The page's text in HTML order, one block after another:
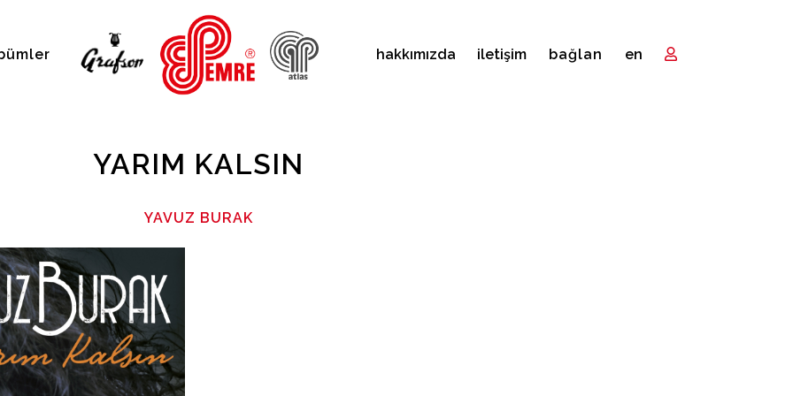
hakkımızda i̇letişim bağlan en
YARIM KALSIN
YAVUZ BURAK